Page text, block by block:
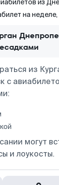
из
на
из
с
могут
и лоукосты.